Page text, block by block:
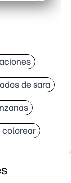
de sara
colorear